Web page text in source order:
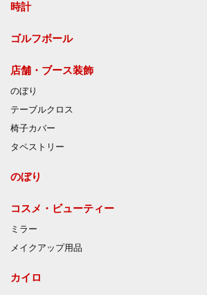
時計
ゴルフボール
店舗・ブース装飾
のぼり
テーブルクロス
椅子カバー
タペストリー
のぼり
コスメ・ビューティー
ミラー
メイクアップ用品
カイロ